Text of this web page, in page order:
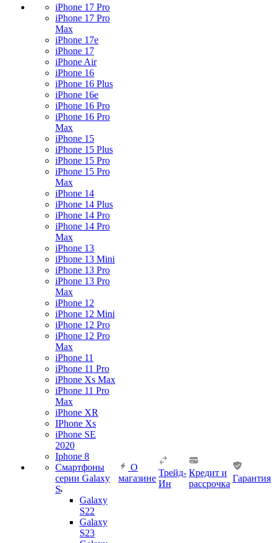
iPhone 17 Pro
iPhone 17 Pro
Max
iPhone 17e
iPhone 17
iPhone Air
iPhone 16
iPhone 16 Plus
iPhone 16e
iPhone 16 Pro
iPhone 16 Pro
Max
iPhone 15
iPhone 15 Plus
iPhone 15 Pro
iPhone 15 Pro
Max
iPhone 14
iPhone 14 Plus
iPhone 14 Pro
iPhone 14 Pro
Max
iPhone 13
iPhone 13 Mini
iPhone 13 Pro
iPhone 13 Pro
Max
iPhone 12
iPhone 12 Mini
iPhone 12 Pro
iPhone 12 Pro
Max
iPhone 11
iPhone 11 Pro
iPhone Xs Max
iPhone 11 Pro
Max
iPhone XR
IPhone Xs
iPhone SE
2020
Iphone 8
Смартфоны
серии Galaxy
S
Galaxy
S22
Galaxy
S23
О
магазине
Трейд-
Ин
Кредит и
рассрочка
Гарантия